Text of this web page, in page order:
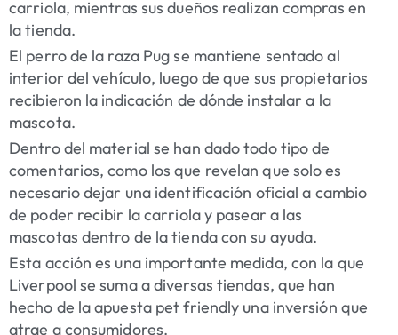
carriola, mientras sus dueños realizan compras en
la tienda.
El perro de la raza Pug se mantiene sentado al
interior del vehículo, luego de que sus propietarios
recibieron la indicación de dónde instalar a la
mascota.
Dentro del material se han dado todo tipo de
comentarios, como los que revelan que solo es
necesario dejar una identificación oficial a cambio
de poder recibir la carriola y pasear a las
mascotas dentro de la tienda con su ayuda.
Esta acción es una importante medida, con la que
Liverpool se suma a diversas tiendas, que han
hecho de la apuesta pet friendly una inversión que
atrae a consumidores.